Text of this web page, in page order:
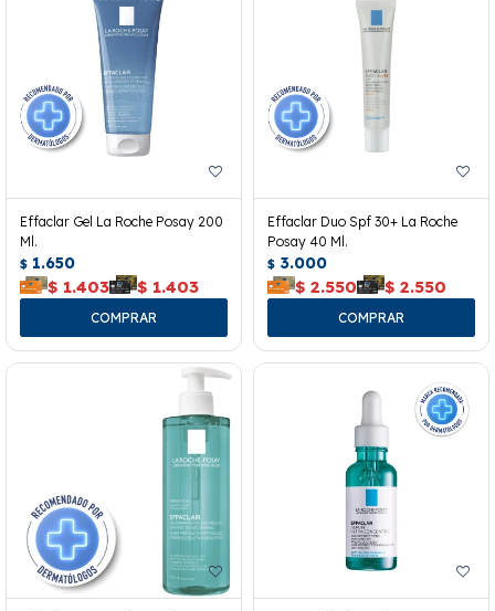
Effaclar Gel La Roche Posay 200
Ml.
$ 1.650
$ 1.403 $ 1.403
Effaclar Duo Spf 30+ La Roche
Posay 40 Ml.
$ 3.000
$ 2.550 $ 2.550